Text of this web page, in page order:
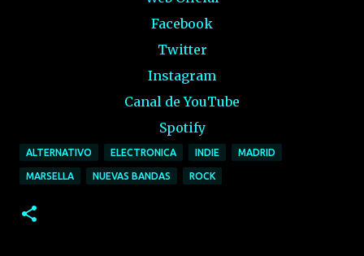
Facebook
Twitter
Instagram
Canal de YouTube
Spotify
ALTERNATIVO ELECTRONICA INDIE MADRID
MARSELLA NUEVAS BANDAS ROCK